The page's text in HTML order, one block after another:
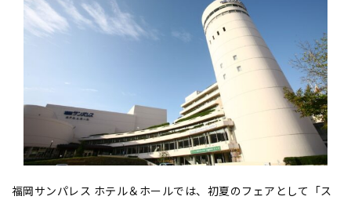
福岡サンパレス ホテル＆ホールでは、初夏のフェアとして「ス